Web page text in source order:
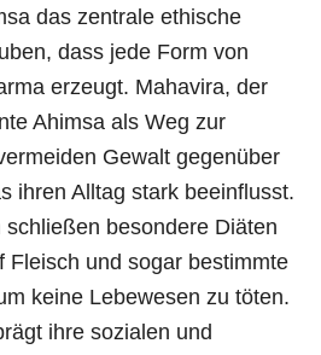
das zentrale ethische
dass jede Form von
erzeugt. Mahavira, der
Ahimsa als Weg zur
Gewalt gegenüber
ihren Alltag stark beeinflusst.
besondere Diäten
Fleisch und sogar bestimmte
keine Lebewesen zu töten.
ihre sozialen und